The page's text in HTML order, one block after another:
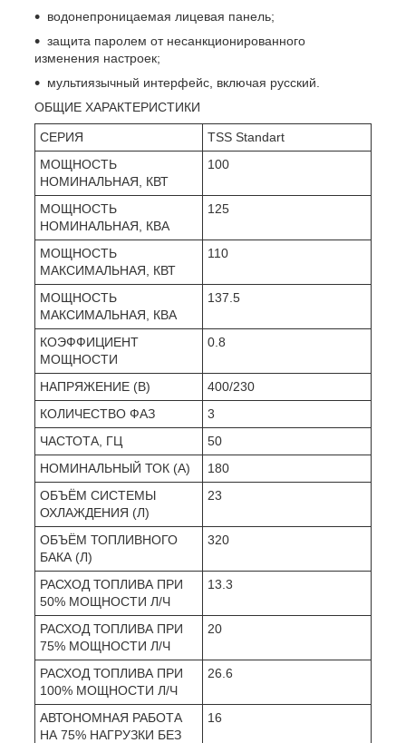
водонепроницаемая лицевая панель;
защита паролем от несанкционированного
изменения настроек;
мультиязычный интерфейс, включая русский.
ОБЩИЕ ХАРАКТЕРИСТИКИ
СЕРИЯ
TSS Standart
МОЩНОСТЬ
НОМИНАЛЬНАЯ, КВТ
100
МОЩНОСТЬ
НОМИНАЛЬНАЯ, КВА
125
МОЩНОСТЬ
МАКСИМАЛЬНАЯ, КВТ
110
МОЩНОСТЬ
МАКСИМАЛЬНАЯ, КВА
137.5
КОЭФФИЦИЕНТ
МОЩНОСТИ
0.8
НАПРЯЖЕНИЕ (В)
400/230
КОЛИЧЕСТВО ФАЗ
3
ЧАСТОТА, ГЦ
50
НОМИНАЛЬНЫЙ ТОК (А)
180
ОБЪЁМ СИСТЕМЫ
ОХЛАЖДЕНИЯ (Л)
23
ОБЪЁМ ТОПЛИВНОГО
БАКА (Л)
320
РАСХОД ТОПЛИВА ПРИ
50% МОЩНОСТИ Л/Ч
13.3
РАСХОД ТОПЛИВА ПРИ
75% МОЩНОСТИ Л/Ч
20
РАСХОД ТОПЛИВА ПРИ
100% МОЩНОСТИ Л/Ч
26.6
АВТОНОМНАЯ РАБОТА
НА 75% НАГРУЗКИ БЕЗ
16